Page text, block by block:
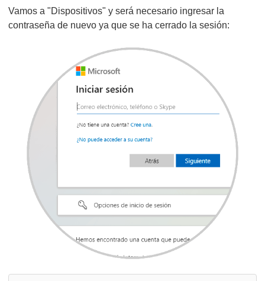
Vamos a "Dispositivos" y será necesario ingresar la
contraseña de nuevo ya que se ha cerrado la sesión: